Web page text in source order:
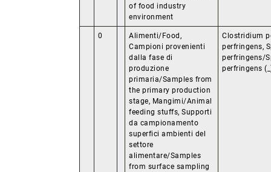
of food industry
environment
0
Alimenti/Food,
Campioni provenienti
dalla fase di
produzione
primaria/Samples from
the primary production
stage, Mangimi/Animal
feeding stuffs, Supporti
da campionamento
superfici ambienti del
settore
alimentare/Samples
from surface sampling
Clostridium
perfringens,
perfringens/
perfringens